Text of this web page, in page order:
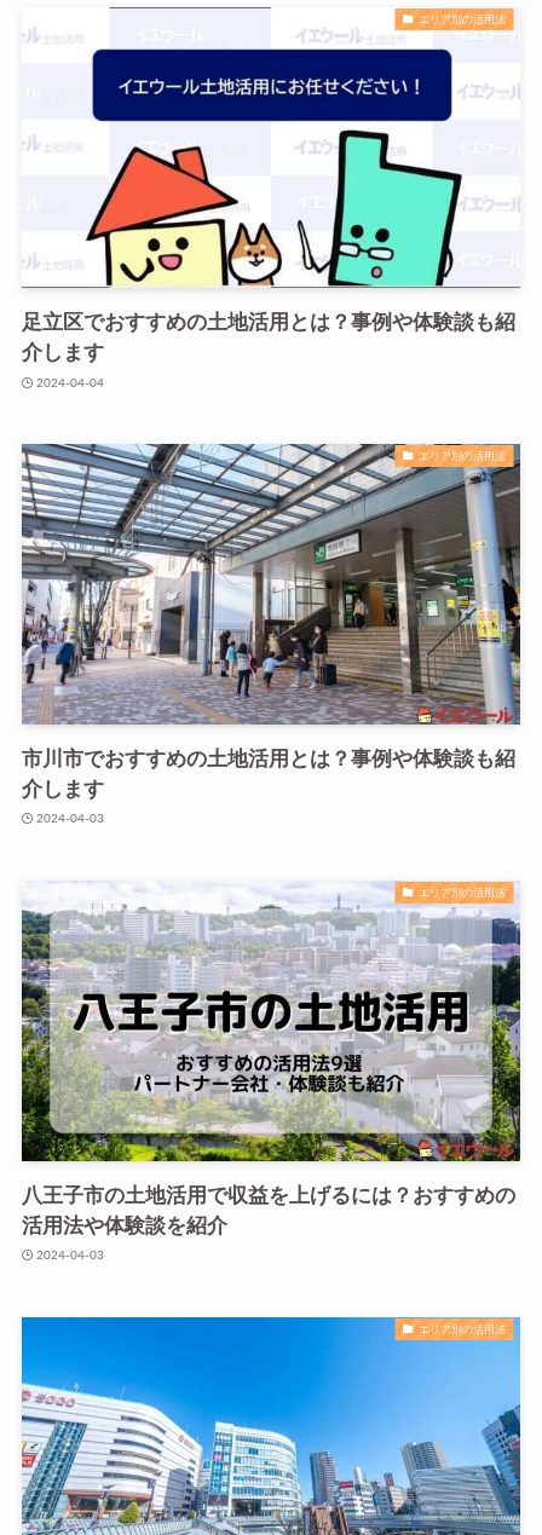
エリア別の活用法
足立区でおすすめの土地活用とは？事例や体験談も紹
介します
2024-04-04
エリア別の活用法
市川市でおすすめの土地活用とは？事例や体験談も紹
介します
2024-04-03
エリア別の活用法
八王子市の土地活用で収益を上げるには？おすすめの
活用法や体験談を紹介
2024-04-03
エリア別の活用法